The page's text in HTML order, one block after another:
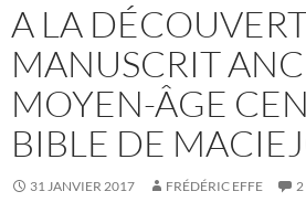
A LA
MANUSCRIT
MOYEN-ÂGE
BIBLE DE
31 JANVIER 2017 FRÉDÉRIC EFFE 2